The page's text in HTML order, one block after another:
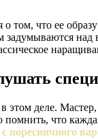
что ее образу
этом деле.
что
поресничного